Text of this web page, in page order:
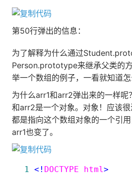
第50行弹出的信息：
为了解释为什么通过
Person.prototype来继承父类的
举一个数组的例子，一看就知道怎
为什么arr1和arr2弹出来的一样呢
和arr2是一个对象。对象！应该
都是指向这个数组对象的一个引用
arr1也变了。
1 <! DOCTYPE html >